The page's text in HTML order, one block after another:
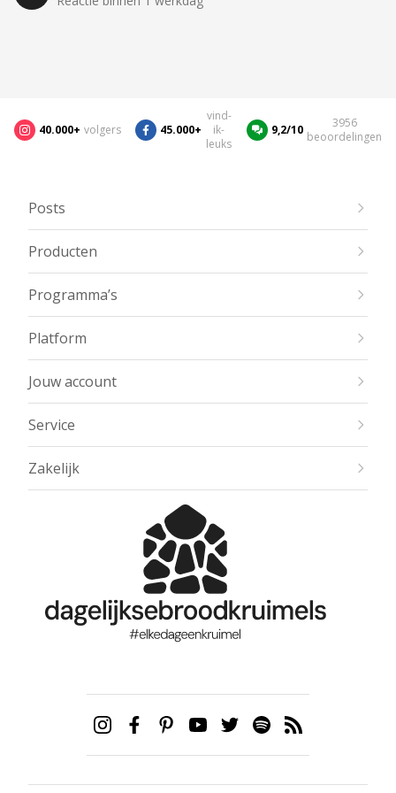
40.000+ volgers 45.000+
vind-
ik-
leuks
9,2/10
3956
beoordelingen
Posts
Producten
Programma’s
Platform
Jouw account
Service
Zakelijk